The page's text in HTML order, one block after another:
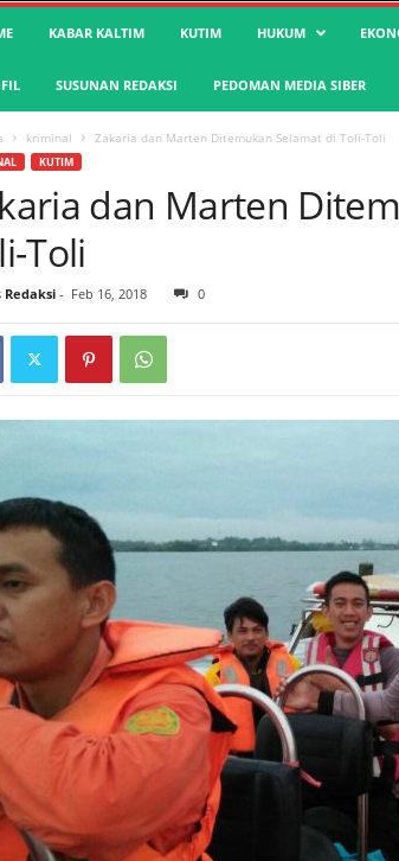
KABAR KALTIM KUTIM HUKUM
SUSUNAN REDAKSI PEDOMAN MEDIA SIBER
kriminal Zakaria dan Marten Ditemukan Selamat di Toli-Toli
KUTIM
dan Marten
Toli
Redaksi- Feb 16, 2018 0